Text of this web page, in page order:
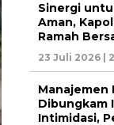
Sinergi
Aman,
Ramah
23 Juli 2026 |
Manajemen
Dibungkam
Intimidasi,